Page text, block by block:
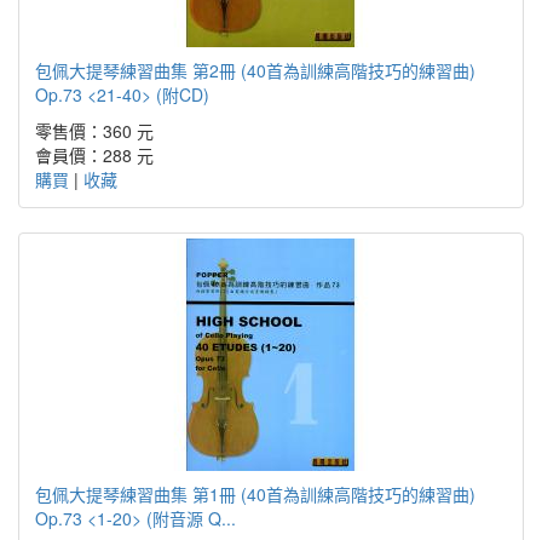
包佩大提琴練習曲集 第2冊 (40首為訓練高階技巧的練習曲)
Op.73 <21-40> (附CD)
零售價：360 元
會員價：288 元
購買 | 收藏
包佩大提琴練習曲集 第1冊 (40首為訓練高階技巧的練習曲)
Op.73 <1-20> (附音源 Q...